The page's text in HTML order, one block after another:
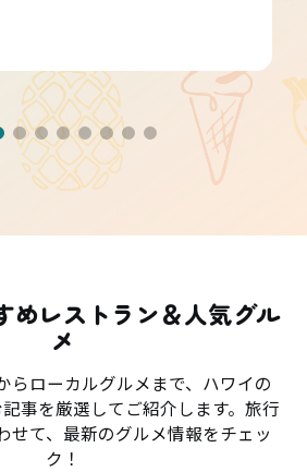
めレストラン＆人気グル
メ
らローカルグルメまで、ハワイの
記事を厳選してご紹介します。旅行
せて、最新のグルメ情報をチェッ
ク！